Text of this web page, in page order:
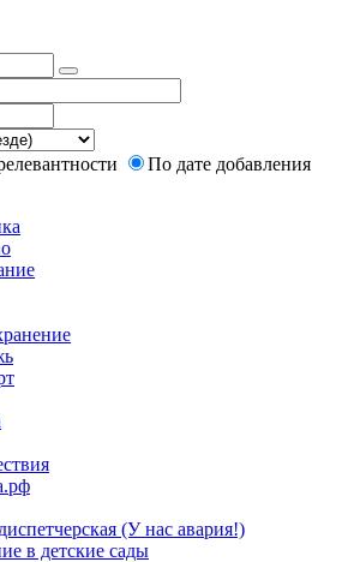
По дате добавления
(У нас авария!)
в детские сады